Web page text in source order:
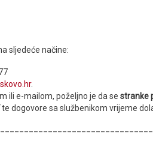
sljedeće načine:
.
ili e-mailom, poželjno je da se stranke
te dogovore sa službenikom vrijeme